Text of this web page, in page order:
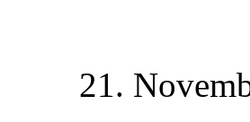
21.